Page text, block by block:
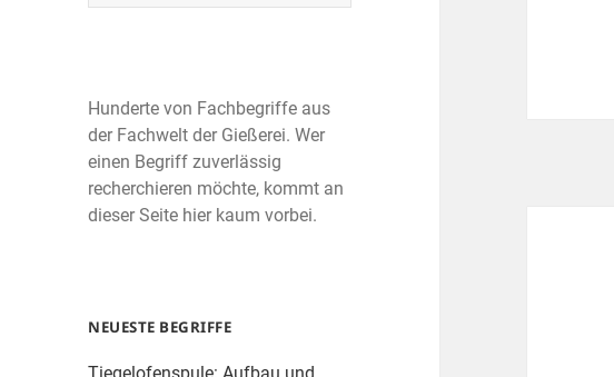
Hunderte von Fachbegriffe aus
der Fachwelt der Gießerei. Wer
einen Begriff zuverlässig
recherchieren möchte, kommt an
dieser Seite hier kaum vorbei.
NEUESTE BEGRIFFE